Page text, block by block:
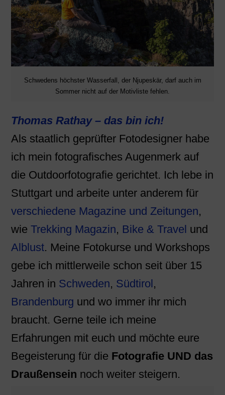
Schwedens höchster Wasserfall, der Njupeskär, darf auch im
Sommer nicht auf der Motivliste fehlen.
Thomas Rathay – das bin ich!
Als staatlich geprüfter Fotodesigner habe
ich mein fotografisches Augenmerk auf
die Outdoorfotografie gerichtet. Ich lebe in
Stuttgart und arbeite unter anderem für
verschiedene Magazine und Zeitungen,
wie Trekking Magazin, Bike & Travel und
Alblust. Meine Fotokurse und Workshops
gebe ich mittlerweile schon seit über 15
Jahren in Schweden, Südtirol,
Brandenburg und wo immer ihr mich
braucht. Gerne teile ich meine
Erfahrungen mit euch und möchte eure
Begeisterung für die Fotografie UND das
Draußensein noch weiter steigern.